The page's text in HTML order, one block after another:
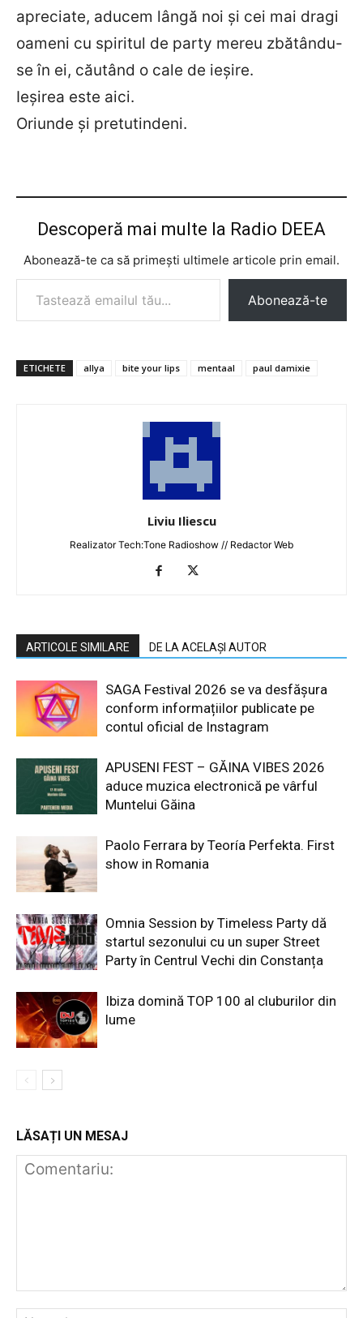
apreciate, aducem lângă noi și cei mai dragi
oameni cu spiritul de party mereu zbătându-
se în ei, căutând o cale de ieșire.
Ieșirea este aici.
Oriunde și pretutindeni.
Descoperă mai multe la Radio DEEA
Abonează-te ca să primești ultimele articole prin email.
Tastează emailul tău...
Abonează-te
ETICHETE allya bite your lips mentaal paul damixie
Liviu Iliescu
Realizator Tech:Tone Radioshow // Redactor Web
ARTICOLE SIMILARE DE LA ACELAȘI AUTOR
SAGA Festival 2026 se va desfășura
conform informațiilor publicate pe
contul oficial de Instagram
APUSENI FEST – GĂINA VIBES 2026
aduce muzica electronică pe vârful
Muntelui Găina
Paolo Ferrara by Teoría Perfekta. First
show in Romania
Omnia Session by Timeless Party dă
startul sezonului cu un super Street
Party în Centrul Vechi din Constanța
Ibiza domină TOP 100 al cluburilor din
lume
LĂSAȚI UN MESAJ